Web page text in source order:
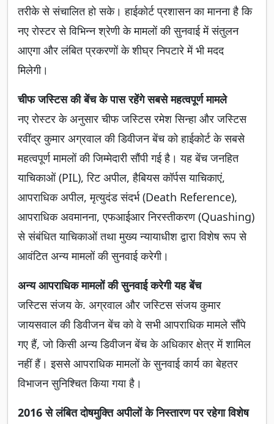
तरीके से संचालित हो सके। हाईकोर्ट प्रशासन का मानना है कि
नए रोस्टर से विभिन्न श्रेणी के मामलों की सुनवाई में संतुलन
आएगा और लंबित प्रकरणों के शीघ्र निपटारे में भी मदद
मिलेगी।
चीफ जस्टिस की बेंच के पास रहेंगे सबसे महत्वपूर्ण मामले
नए रोस्टर के अनुसार चीफ जस्टिस रमेश सिन्हा और जस्टिस
रवींद्र कुमार अग्रवाल की डिवीजन बेंच को हाईकोर्ट के सबसे
महत्वपूर्ण मामलों की जिम्मेदारी सौंपी गई है। यह बेंच जनहित
याचिकाओं (PIL), रिट अपील, हैबियस कॉर्पस याचिकाएं,
आपराधिक अपील, मृत्युदंड संदर्भ (Death Reference),
आपराधिक अवमानना, एफआईआर निरस्तीकरण (Quashing)
से संबंधित याचिकाओं तथा मुख्य न्यायाधीश द्वारा विशेष रूप से
आवंटित अन्य मामलों की सुनवाई करेगी।
अन्य आपराधिक मामलों की सुनवाई करेगी यह बेंच
जस्टिस संजय के. अग्रवाल और जस्टिस संजय कुमार
जायसवाल की डिवीजन बेंच को वे सभी आपराधिक मामले सौंपे
गए हैं, जो किसी अन्य डिवीजन बेंच के अधिकार क्षेत्र में शामिल
नहीं हैं। इससे आपराधिक मामलों के सुनवाई कार्य का बेहतर
विभाजन सुनिश्चित किया गया है।
2016 से लंबित दोषमुक्ति अपीलों के निस्तारण पर रहेगा विशेष